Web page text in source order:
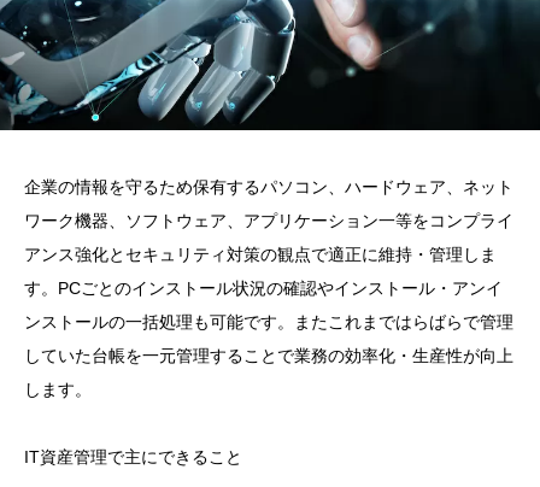
企業の情報を守るため保有するパソコン、ハードウェア、ネット
ワーク機器、ソフトウェア、アプリケーション一等をコンプライ
アンス強化とセキュリティ対策の観点で適正に維持・管理しま
す。PCごとのインストール状況の確認やインストール・アンイ
ンストールの一括処理も可能です。またこれまではらばらで管理
していた台帳を一元管理することで業務の効率化・生産性が向上
します。
IT資産管理で主にできること